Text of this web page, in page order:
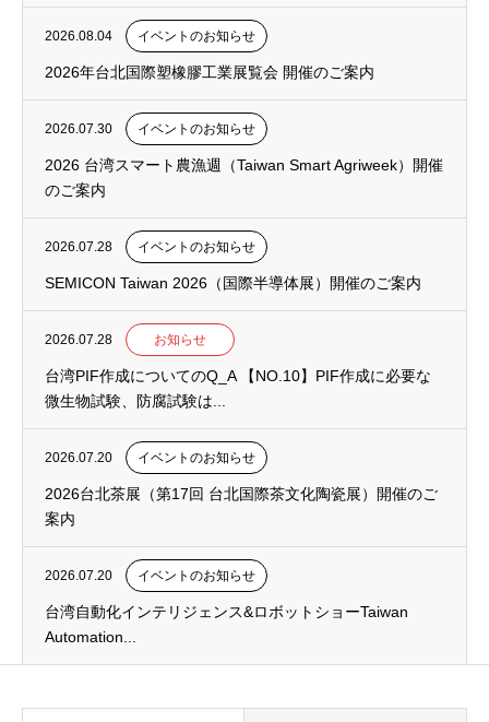
2026.08.04 イベントのお知らせ
2026年台北国際塑橡膠工業展覧会 開催のご案内
2026.07.30 イベントのお知らせ
2026 台湾スマート農漁週（Taiwan Smart Agriweek）開催
のご案内
2026.07.28 イベントのお知らせ
SEMICON Taiwan 2026（国際半導体展）開催のご案内
2026.07.28 お知らせ
台湾PIF作成についてのQ_A 【NO.10】PIF作成に必要な
微生物試験、防腐試験は...
2026.07.20 イベントのお知らせ
2026台北茶展（第17回 台北国際茶文化陶瓷展）開催のご
案内
2026.07.20 イベントのお知らせ
台湾自動化インテリジェンス&ロボットショーTaiwan
Automation...